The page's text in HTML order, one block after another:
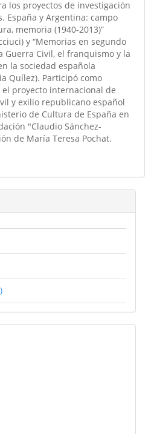
los proyectos de investigación
España y Argentina: campo
memoria (1940-2013)”
y “Memorias en segundo
Guerra Civil, el franquismo y la
la sociedad española
Quílez). Participó como
proyecto internacional de
y exilio republicano español
de Cultura de España en
"Claudio Sánchez-
de María Teresa Pochat.